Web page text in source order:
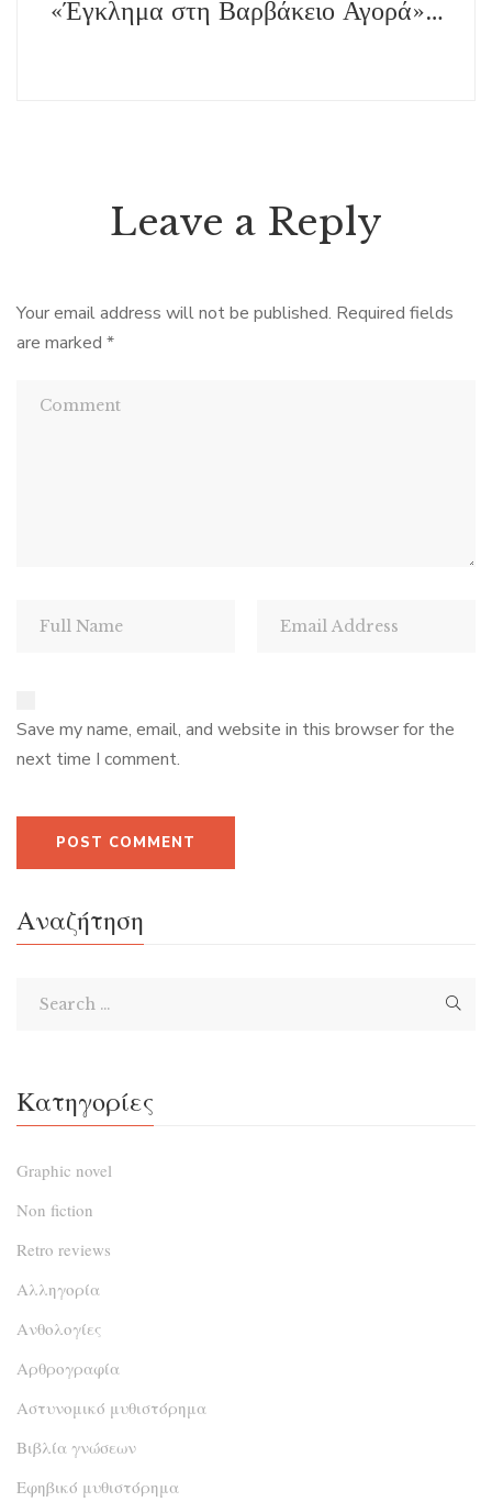
«Έγκλημα στη Βαρβάκειο Αγορά», της Αντιγόνης Πόμμερ, εκδ. Μελτέμι
Leave a Reply
Your email address will not be published. Required fields
are marked *
Save my name, email, and website in this browser for the
next time I comment.
Αναζήτηση
Κατηγορίες
Graphic novel
Non fiction
Retro reviews
Αλληγορία
Ανθολογίες
Αρθρογραφία
Αστυνομικό μυθιστόρημα
Βιβλία γνώσεων
Εφηβικό μυθιστόρημα